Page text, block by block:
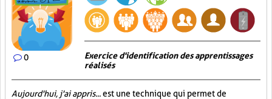
0
Exercice d'identification des apprentissages
réalisés
Aujourd'hui, j'ai appris...est une technique qui permet de